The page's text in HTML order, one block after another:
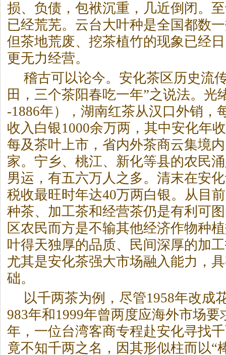
损、负债，包袱沉重，几近倒闭。
已经荒芜。云台大叶种是全国都数
但茶地荒废、挖茶植竹的现象已经
更无力经营。
稽古可以论今。安化茶区历史流
田，三个茶阳春吃一年”之说法。光
-1886年），湖南红茶从汉口外销，
收入白银1000余万两，其中安化年
每及茶叶上市，省内外茶商云集境
家。宁乡、桃江、新化等县的农民
男运，有五六万人之多。清末在安
税收最旺时年达40万两白银。从目
种茶、加工茶和经营茶仍是有利可
区农民而方是不输其他经济作物种
叶得天独厚的品质、民间深厚的加
尤其是安化茶强大市场融入能力，
础。
以千两茶为例，尽管1958年改成
983年和1999年曾两度应海外市场要
年，一位台湾客商专程赴安化寻找
竟不知千两之名，因其形似柱而以“